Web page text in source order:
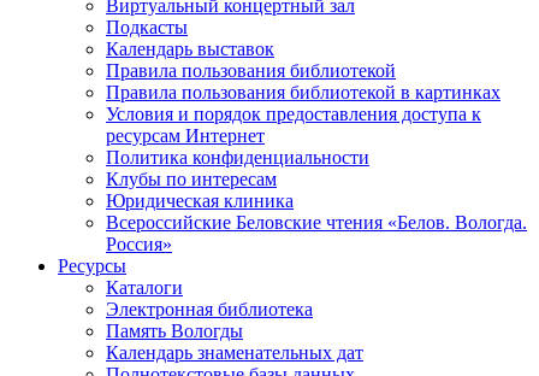
Виртуальный концертный зал
Подкасты
Календарь выставок
Правила пользования библиотекой
Правила пользования библиотекой в картинках
Условия и порядок предоставления доступа к
ресурсам Интернет
Политика конфиденциальности
Клубы по интересам
Юридическая клиника
Всероссийские Беловские чтения «Белов. Вологда.
Россия»
Ресурсы
Каталоги
Электронная библиотека
Память Вологды
Календарь знаменательных дат